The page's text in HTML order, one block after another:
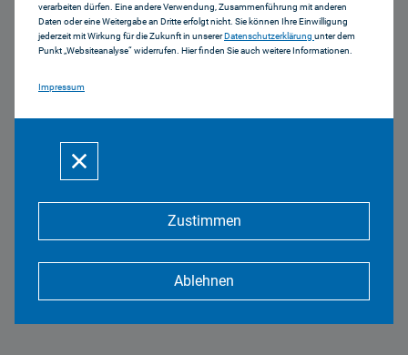
verarbeiten dürfen. Eine andere Verwendung, Zusammenführung mit anderen
Daten oder eine Weitergabe an Dritte erfolgt nicht. Sie können Ihre Einwilligung
jederzeit mit Wirkung für die Zukunft in unsererDatenschutzerklärung unter dem
Punkt „Websiteanalyse“ widerrufen. Hier finden Sie auch weitere Informationen.
Impressum
Zustimmen
Ablehnen
Abschlussveranstaltung
zur 7. Amtsperiode des
Medienrats
PDF | 794 KB